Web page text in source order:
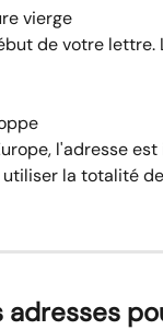
vierge
de votre
l'adresse
utiliser la totalité